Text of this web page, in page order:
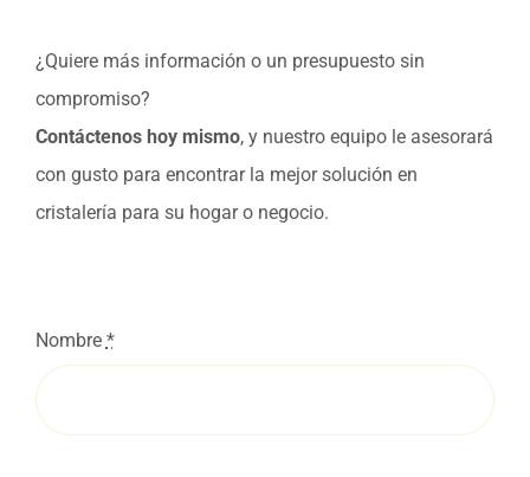
¿Quiere más información o un presupuesto sin
compromiso?
Contáctenos hoy mismo, y nuestro equipo le asesorará
con gusto para encontrar la mejor solución en
cristalería para su hogar o negocio.
Nombre *